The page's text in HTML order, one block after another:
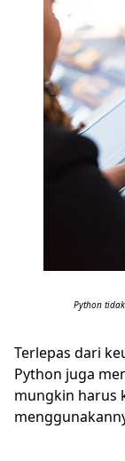
Python
Terlepas dari
Python juga
mungkin harus